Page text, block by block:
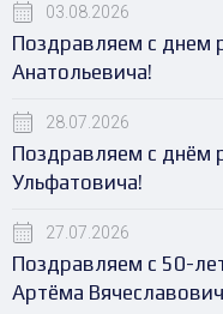
03.08.2026
Поздравляем с днем
Анатольевича!
28.07.2026
Поздравляем с днём
Ульфатовича!
27.07.2026
Поздравляем с 50-
Артёма